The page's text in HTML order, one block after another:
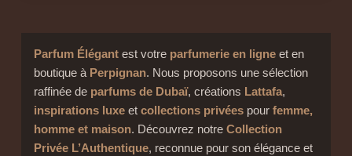
Parfum Élégantest votre parfumerie en ligneet en
boutique à Perpignan. Nous proposons une sélection
raffinée de parfums de Dubaï, créations Lattafa,
inspirations luxeet collections privéespour femme,
homme et maison. Découvrez notre Collection
Privée L’Authentique, reconnue pour son élégance et